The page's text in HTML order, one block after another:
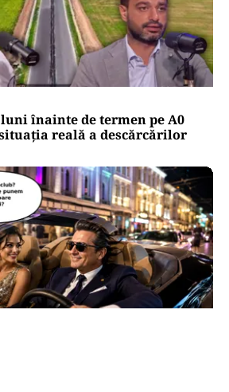
luni înainte de termen pe A0
reală a descărcărilor